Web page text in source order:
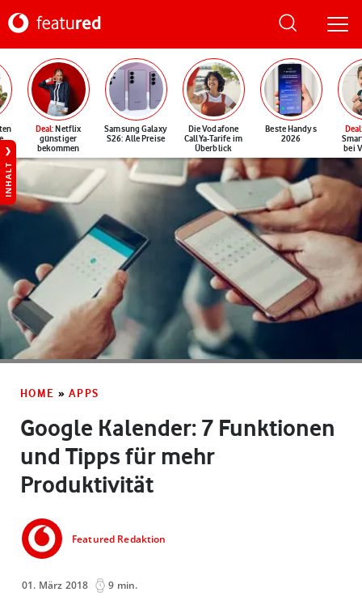
Deal: Netflix
günstiger
bekommen
Samsung Galaxy
S26: Alle Preise
Die Vodafone
CallYa-Tarife im
Überblick
Beste Handys
2026
Deal
bei
INHALT
HOME » APPS
Google Kalender: 7 Funktionen
und Tipps für mehr
Produktivität
Featured Redaktion
01. März 2018 9 min.